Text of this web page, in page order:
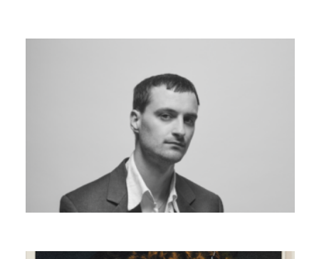
JONATHAN SCHULTZ